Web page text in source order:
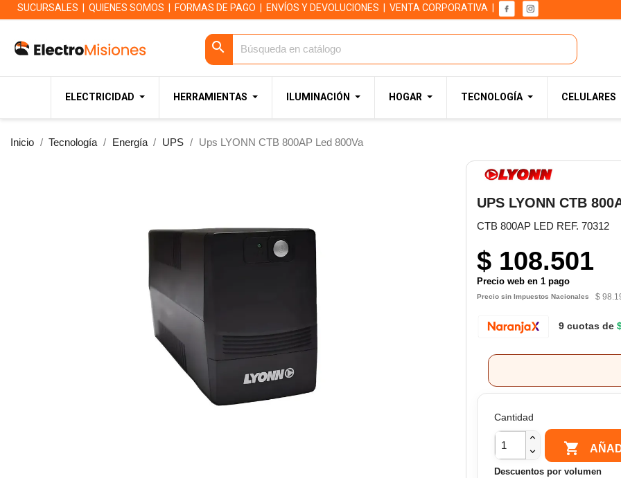
SUCURSALES QUIENES SOMOS FORMAS DE PAGO ENVÍOS Y DEVOLUCIONES VENTA CORPORATIVA
search
ELECTRICIDAD HERRAMIENTAS ILUMINACIÓN HOGAR TECNOLOGÍA CELULARES
Inicio Tecnología Energía UPS Ups LYONN CTB 800AP Led 800Va
UPS LYONN CTB
CTB 800AP LED REF. 70312
$ 108.501
Precio web en 1 pago
Precio sin Impuestos Nacionales $
9 cuotas de
Cantidad

Descuentos por volumen